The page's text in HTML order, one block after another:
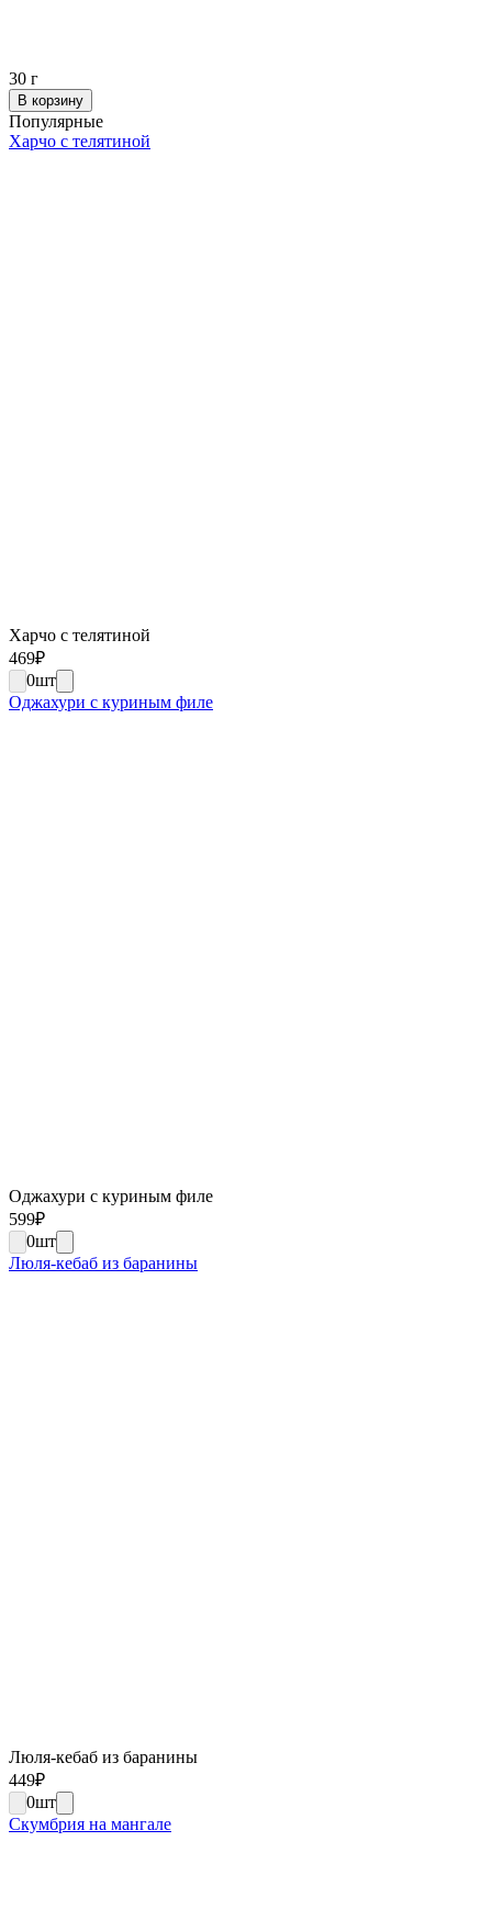
30 г
В корзину
Популярные
Харчо с телятиной
Харчо с телятиной
469₽
0шт
Оджахури с куриным филе
Оджахури с куриным филе
599₽
0шт
Люля-кебаб из баранины
Люля-кебаб из баранины
449₽
0шт
Скумбрия на мангале